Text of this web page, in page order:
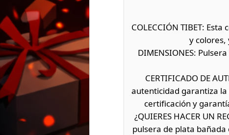
COLECCIÓN TIBET:
y colores,
DIMENSIONES:
CERTIFICADO DE
autenticidad garantiza
certificación y
¿QUIERES HACER UN
pulsera de plata